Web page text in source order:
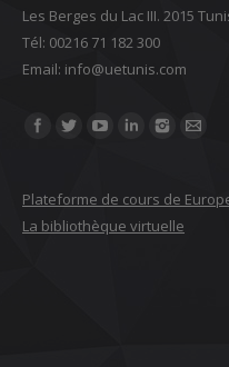
Les Berges du Lac III. 2015
Tél: 00216 71 182 300
Email: ‎info@uetunis.com
Find us on:
Plateforme de cours de
La bibliothèque virtuelle